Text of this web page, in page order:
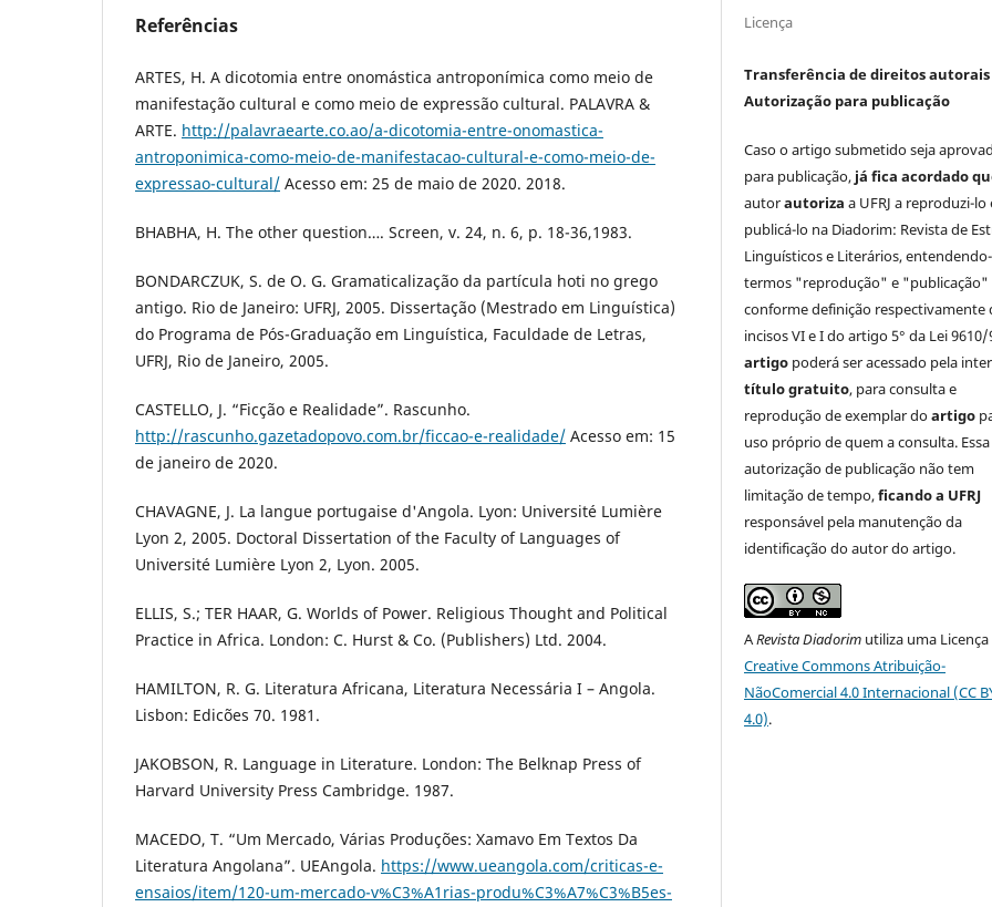
Referências
ARTES, H. A dicotomia entre onomástica antroponímica como meio de
manifestação cultural e como meio de expressão cultural. PALAVRA &
ARTE. http://palavraearte.co.ao/a-dicotomia-entre-onomastica-
antroponimica-como-meio-de-manifestacao-cultural-e-como-meio-de-
expressao-cultural/ Acesso em: 25 de maio de 2020. 2018.
BHABHA, H. The other question…. Screen, v. 24, n. 6, p. 18-36,1983.
BONDARCZUK, S. de O. G. Gramaticalização da partícula hoti no grego
antigo. Rio de Janeiro: UFRJ, 2005. Dissertação (Mestrado em Linguística)
do Programa de Pós-Graduação em Linguística, Faculdade de Letras,
UFRJ, Rio de Janeiro, 2005.
CASTELLO, J. “Ficção e Realidade”. Rascunho.
http://rascunho.gazetadopovo.com.br/ficcao-e-realidade/ Acesso em: 15
de janeiro de 2020.
CHAVAGNE, J. La langue portugaise d'Angola. Lyon: Université Lumière
Lyon 2, 2005. Doctoral Dissertation of the Faculty of Languages of
Université Lumière Lyon 2, Lyon. 2005.
ELLIS, S.; TER HAAR, G. Worlds of Power. Religious Thought and Political
Practice in Africa. London: C. Hurst & Co. (Publishers) Ltd. 2004.
HAMILTON, R. G. Literatura Africana, Literatura Necessária I – Angola.
Lisbon: Edicões 70. 1981.
JAKOBSON, R. Language in Literature. London: The Belknap Press of
Harvard University Press Cambridge. 1987.
MACEDO, T. “Um Mercado, Várias Produções: Xamavo Em Textos Da
Literatura Angolana”. UEAngola. https://www.ueangola.com/criticas-e-
ensaios/item/120-um-mercado-v%C3%A1rias-produ%C3%A7%C3%B5es-
Licença
Transferência de direitos autorais
Autorização para publicação
Caso o artigo submetido seja
para publicação, já fica acordado
autorautoriza a UFRJ a reproduzi-lo
publicá-lo na Diadorim: Revista de
Linguísticos e Literários,
termos "reprodução" e "publicação"
conforme definição respectivamente
incisos VI e I do artigo 5° da Lei 9610/
artigo poderá ser acessado pela
título gratuito, para consulta e
reprodução de exemplar doartigo
uso próprio de quem a consulta. Essa
autorização de publicação não tem
limitação de tempo,ficando a UFRJ
responsável pela manutenção da
identificação do autor do artigo.
ARevista Diadorim utiliza uma Licença
Creative Commons Atribuição-
NãoComercial 4.0 Internacional (CC
4.0).